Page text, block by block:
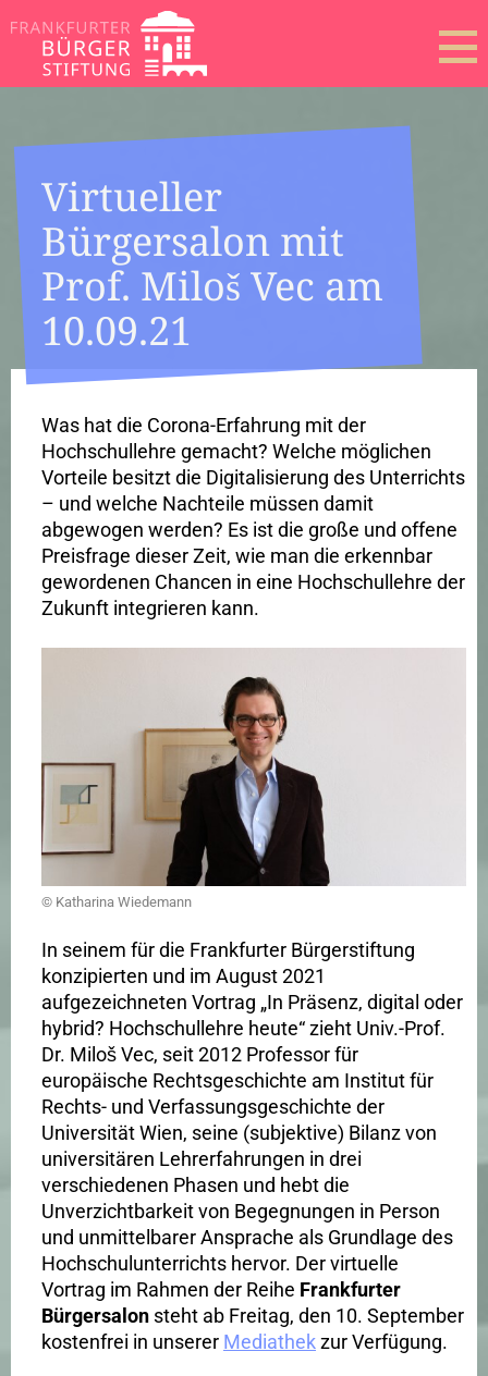
Virtueller
Bürgersalon mit
Prof. Miloš Vec am
10.09.21
Was hat die Corona-Erfahrung mit der
Hochschullehre gemacht? Welche möglichen
Vorteile besitzt die Digitalisierung des Unterrichts
– und welche Nachteile müssen damit
abgewogen werden? Es ist die große und offene
Preisfrage dieser Zeit, wie man die erkennbar
gewordenen Chancen in eine Hochschullehre der
Zukunft integrieren kann.
© Katharina Wiedemann
In seinem für die Frankfurter Bürgerstiftung
konzipierten und im August 2021
aufgezeichneten Vortrag „In Präsenz, digital oder
hybrid? Hochschullehre heute“ zieht Univ.-Prof.
Dr. Miloš Vec, seit 2012 Professor für
europäische Rechtsgeschichte am Institut für
Rechts- und Verfassungsgeschichte der
Universität Wien, seine (subjektive) Bilanz von
universitären Lehrerfahrungen in drei
verschiedenen Phasen und hebt die
Unverzichtbarkeit von Begegnungen in Person
und unmittelbarer Ansprache als Grundlage des
Hochschulunterrichts hervor. Der virtuelle
Vortrag im Rahmen der Reihe Frankfurter
Bürgersalon steht ab Freitag, den 10. September
kostenfrei in unserer Mediathekzur Verfügung.